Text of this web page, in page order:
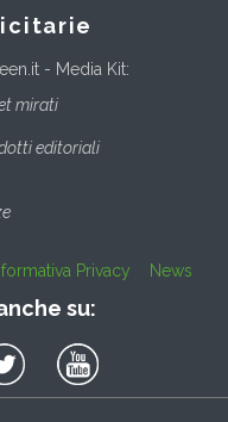
- Media Kit:
mirati
editoriali
Privacy News
su: